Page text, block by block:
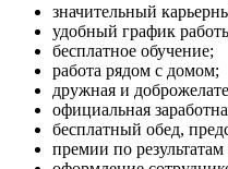
значительный
удобный график
бесплатное обучение;
работа рядом с домом;
дружная и
официальная
бесплатный обед,
премии по результатам